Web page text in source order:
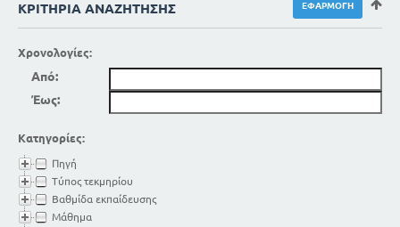
ΚΡΙΤΉΡΙΑ ΑΝΑΖΉΤΗΣΗΣ
Χρονολογίες:
Από:
Έως:
Κατηγορίες:
Πηγή
Τύπος τεκμηρίου
Βαθμίδα εκπαίδευσης
Μάθημα